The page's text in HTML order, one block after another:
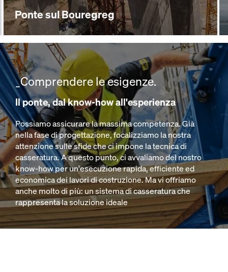
Ponte sul Bouregreg
_Comprendere le esigenze.
Il ponte, dal know-how all'esperienza
Possiamo assicurare la massima competenza. Già
nella fase di progettazione, focalizziamo la nostra
attenzione sulle sfide che ci impone la tecnica di
casseratura. A questo punto, ci avvaliamo del nostro
know-how per un'esecuzione rapida, efficiente ed
economica dei lavori di costruzione. Ma vi offriamo
anche molto di più: un sistema di casseratura che
rappresenta la soluzione ideale